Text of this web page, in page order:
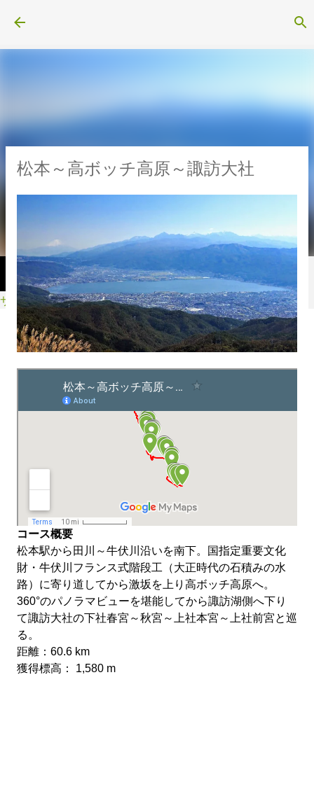
サイクル・スポーツ用品
松本～高ボッチ高原～諏訪大社
コース概要
松本駅から田川～牛伏川沿いを南下。国指定重要文化
財・牛伏川フランス式階段工（大正時代の石積みの水
路）に寄り道してから激坂を上り高ボッチ高原へ。
360°のパノラマビューを堪能してから諏訪湖側へ下り
て諏訪大社の下社春宮～秋宮～上社本宮～上社前宮と巡
る。
距離：60.6 km
獲得標高： 1,580 m